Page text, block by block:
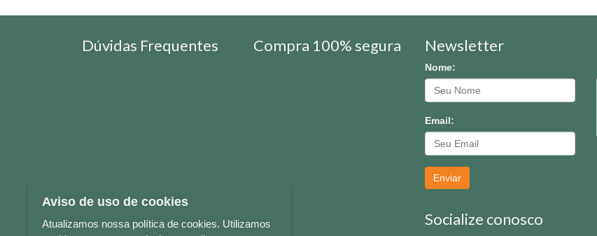
Dúvidas Frequentes Compra 100% segura Newsletter
Nome:
Email:
Enviar
Socialize conosco
Aviso de uso de cookies
Atualizamos nossa política de cookies. Utilizamos